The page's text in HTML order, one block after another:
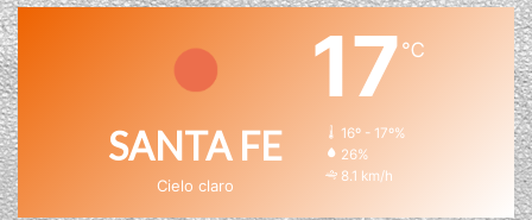
SANTA FE
Cielo claro
17℃
16º - 17º%
26%
8.1 km/h